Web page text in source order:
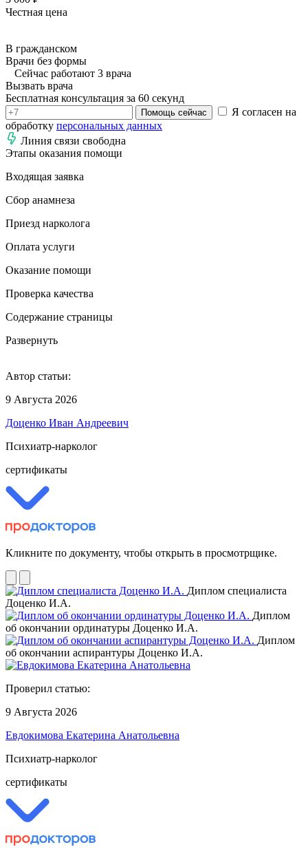
Честная цена
В гражданском
Врачи без формы
Сейчас работают 3 врача
Вызвать врача
Бесплатная консультация за 60 секунд
Помощь сейчас
Я согласен на
обработку персональных данных
Линия связи свободна
Этапы оказания помощи
Входящая заявка
Сбор анамнеза
Приезд нарколога
Оплата услуги
Оказание помощи
Проверка качества
Содержание страницы
Развернуть
Автор статьи:
9 Августа 2026
Доценко Иван Андреевич
Психиатр-нарколог
сертификаты
Кликните по документу, чтобы открыть в просмотрщике.
Диплом специалиста
Доценко И.А.
Диплом
об окончании ординатуры Доценко И.А.
Диплом
об окончании аспирантуры Доценко И.А.
Проверил статью:
9 Августа 2026
Евдокимова Екатерина Анатольевна
Психиатр-нарколог
сертификаты